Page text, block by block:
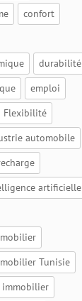
confort
durabilité
emploi
Flexibilité
automobile
artificielle
Tunisie
immobilier